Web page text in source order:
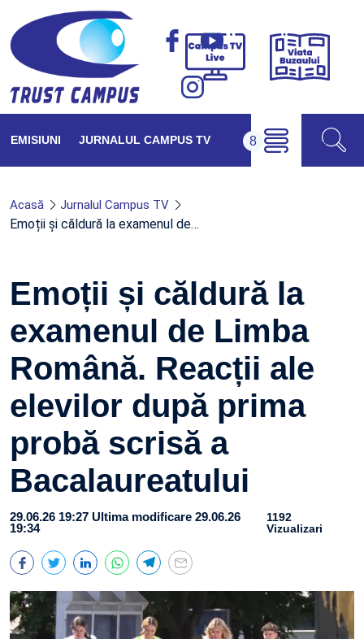
Campus
Viața
EMISIUNI JURNALUL CAMPUS TV
Acasă Jurnalul Campus TV
Emoții și căldură la examenul de…
Emoții și căldură la
examenul de Limba
Română. Reacții ale
elevilor după prima
probă scrisă a
Bacalaureatului
29.06.26 19:27 Ultima modificare 29.06.26
19:34
1192
Vizualizari